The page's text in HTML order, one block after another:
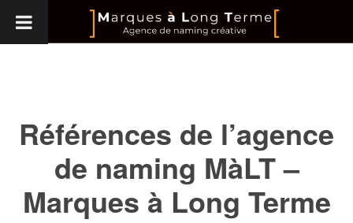
Références de l’agence
de naming MàLT –
Marques à Long Terme